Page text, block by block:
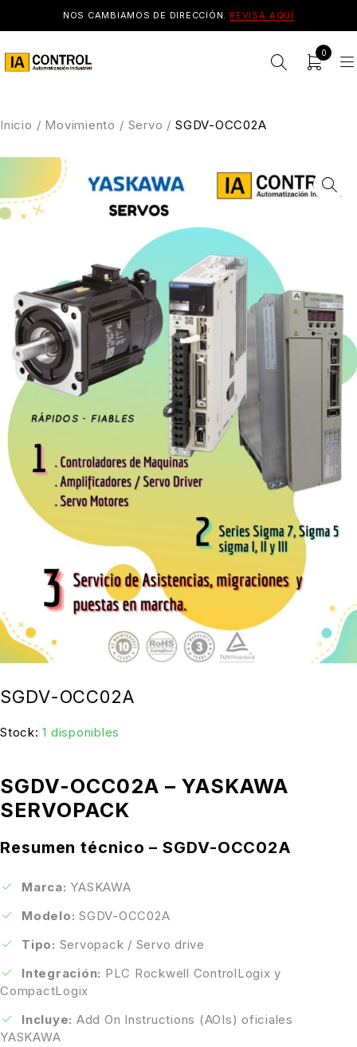
NOS CAMBIAMOS DE DIRECCIÓN. REVISA AQUÍ
0
Inicio / Movimiento / Servo / SGDV-OCC02A
SGDV-OCC02A
Stock: 1 disponibles
SGDV-OCC02A – YASKAWA
SERVOPACK
Resumen técnico – SGDV-OCC02A
Marca: YASKAWA
Modelo: SGDV-OCC02A
Tipo: Servopack / Servo drive
Integración: PLC Rockwell ControlLogix y
CompactLogix
Incluye: Add On Instructions (AOIs) oficiales
YASKAWA